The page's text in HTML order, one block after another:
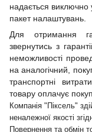
надається
пакет налаштувань.
Для отримання
звернутись з
неможливості
на аналогічний,
транспортні
товару оплачує
Компанія "Піксель"
неналежної якості
Повернення та обмін